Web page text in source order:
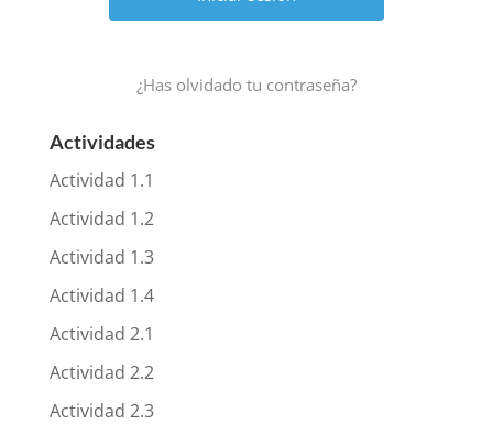
¿Has olvidado tu contraseña?
Actividades
Actividad 1.1
Actividad 1.2
Actividad 1.3
Actividad 1.4
Actividad 2.1
Actividad 2.2
Actividad 2.3